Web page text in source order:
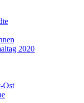
2020
Ost